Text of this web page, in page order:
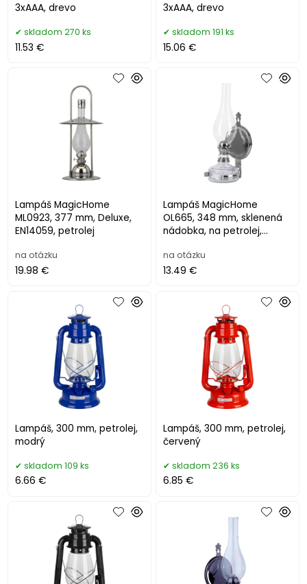
3xAAA, drevo
skladom 270 ks
11.53 €
3xAAA, drevo
skladom 191 ks
15.06 €
Lampáš MagicHome
ML0923, 377 mm, Deluxe,
EN14059, petrolej
na otázku
19.98 €
Lampáš MagicHome
OL665, 348 mm, sklenená
nádobka, na petrolej,
na otázku
13.49 €
Lampáš, 300 mm, petrolej,
modrý
skladom 109 ks
6.66 €
Lampáš, 300 mm, petrolej,
červený
skladom 236 ks
6.85 €